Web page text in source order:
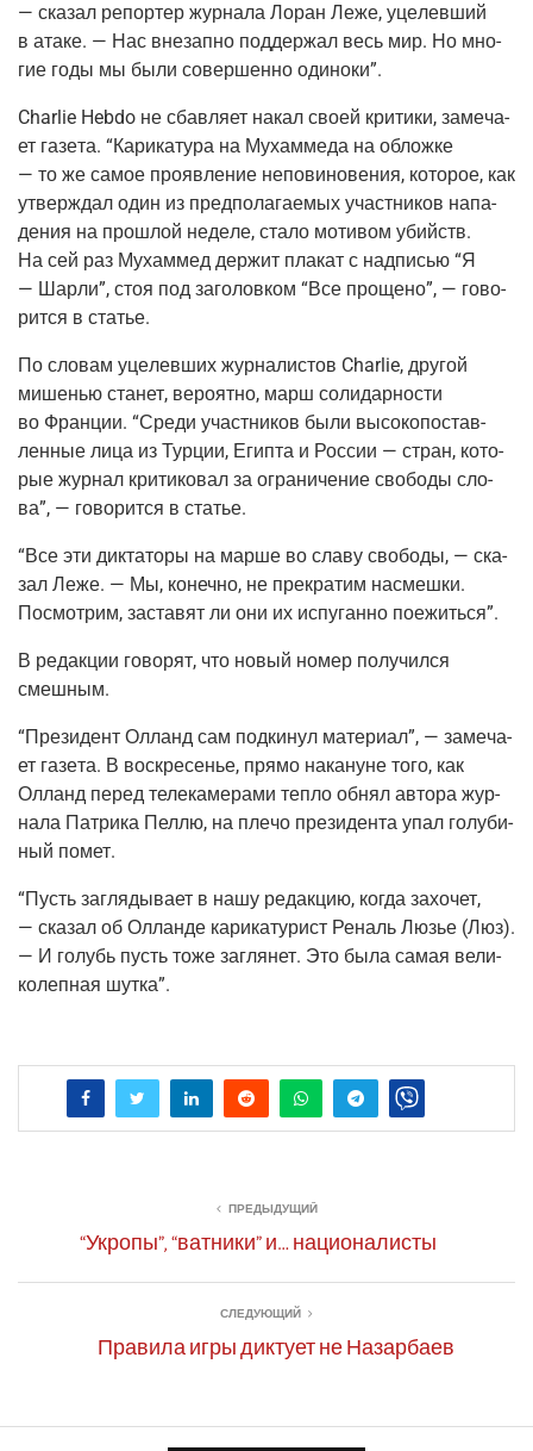
— ска­зал репор­тер жур­на­ла Лоран Леже, уце­лев­ший
в ата­ке. — Нас вне­зап­но под­дер­жал весь мир. Но мно­
гие годы мы были совер­шен­но одиноки”.
Charlie Hebdo не сбав­ля­ет накал сво­ей кри­ти­ки, заме­ча­
ет газе­та. “Кари­ка­ту­ра на Мухам­ме­да на облож­ке
— то же самое про­яв­ле­ние непо­ви­но­ве­ния, кото­рое, как
утвер­ждал один из пред­по­ла­га­е­мых участ­ни­ков напа­
де­ния на про­шлой неде­ле, ста­ло моти­вом убийств.
На сей раз Мухам­мед дер­жит пла­кат с над­пи­сью “Я
— Шар­ли”, стоя под заго­лов­ком “Все про­ще­но”, — гово­
рит­ся в статье.
По сло­вам уце­лев­ших жур­на­ли­стов Charlie, дру­гой
мише­нью ста­нет, веро­ят­но, марш соли­дар­но­сти
во Фран­ции. “Сре­ди участ­ни­ков были высо­ко­по­став­
лен­ные лица из Тур­ции, Егип­та и Рос­сии — стран, кото­
рые жур­нал кри­ти­ко­вал за огра­ни­че­ние сво­бо­ды сло­
ва”, — гово­рит­ся в статье.
“Все эти дик­та­то­ры на мар­ше во сла­ву сво­бо­ды, — ска­
зал Леже. — Мы, конеч­но, не пре­кра­тим насмеш­ки.
Посмот­рим, заста­вят ли они их испу­ган­но поежиться”.
В редак­ции гово­рят, что новый номер полу­чил­ся
смешным.
“Пре­зи­дент Олланд сам под­ки­нул мате­ри­ал”, — заме­ча­
ет газе­та. В вос­кре­се­нье, пря­мо нака­нуне того, как
Олланд перед теле­ка­ме­ра­ми теп­ло обнял авто­ра жур­
на­ла Пат­ри­ка Пел­лю, на пле­чо пре­зи­ден­та упал голу­би­
ный помет.
“Пусть загля­ды­ва­ет в нашу редак­цию, когда захо­чет,
— ска­зал об Оллан­де кари­ка­ту­рист Реналь Люзье (Люз).
— И голубь пусть тоже загля­нет. Это была самая вели­
ко­леп­ная шутка”.
ПРЕДЫДУЩИЙ
“Укропы”, “ватники” и… националисты
СЛЕДУЮЩИЙ
Правила игры диктует не Назарбаев